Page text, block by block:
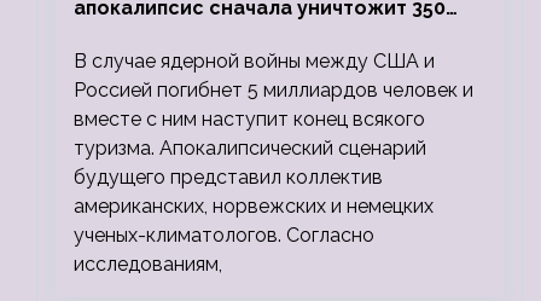
апокалипсис сначала уничтожит 350
людей
В случае ядерной войны между США и
Россией погибнет 5 миллиардов человек и
вместе с ним наступит конец всякого
туризма. Апокалипсический сценарий
будущего представил коллектив
американских, норвежских и немецких
ученых-климатологов. Согласно
исследованиям,